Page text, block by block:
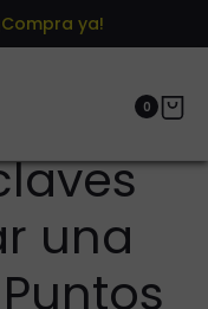
ya!
0
una